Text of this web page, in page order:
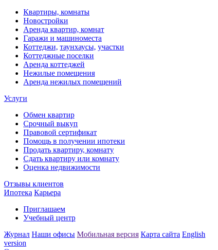
Квартиры, комнаты
Новостройки
Аренда квартир, комнат
Гаражи и машиноместа
Коттеджи, таунхаусы, участки
Коттеджные поселки
Аренда коттеджей
Нежилые помещения
Аренда нежилых помещений
Услуги
Обмен квартир
Срочный выкуп
Правовой сертификат
Помощь в получении ипотеки
Продать квартиру, комнату
Сдать квартиру или комнату
Оценка недвижимости
Отзывы клиентов
Ипотека Карьера
Приглашаем
Учебный центр
Журнал Наши офисы Мобильная версия Карта сайта English
version